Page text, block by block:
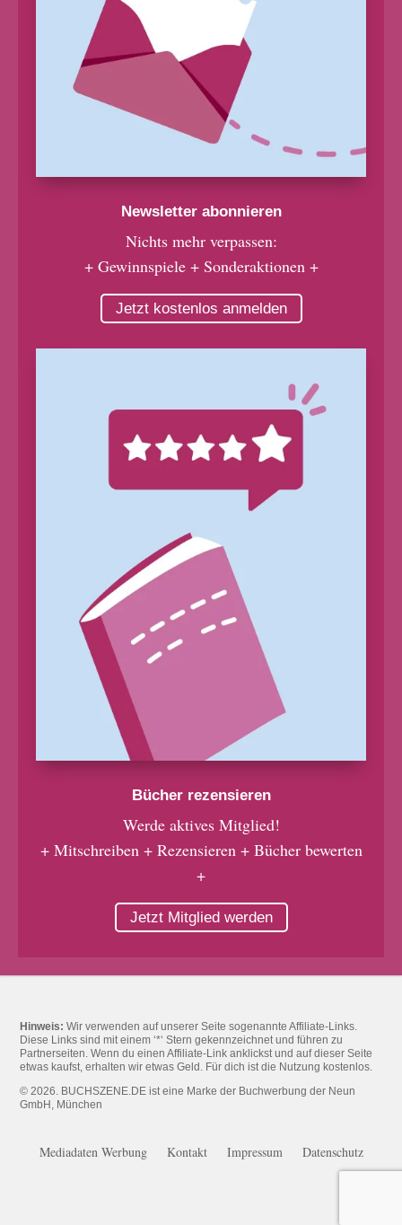
Newsletter abonnieren
Nichts mehr verpassen:
+ Gewinnspiele + Sonderaktionen +
Jetzt kostenlos anmelden
Bücher rezensieren
Werde aktives Mitglied!
+ Mitschreiben + Rezensieren + Bücher bewerten
+
Jetzt Mitglied werden
Hinweis: Wir verwenden auf unserer Seite sogenannte Affiliate-Links.
Diese Links sind mit einem ‘*‘ Stern gekennzeichnet und führen zu
Partnerseiten. Wenn du einen Affiliate-Link anklickst und auf dieser Seite
etwas kaufst, erhalten wir etwas Geld. Für dich ist die Nutzung kostenlos.
© 2026. BUCHSZENE.DE ist eine Marke der Buchwerbung der Neun
GmbH, München
Mediadaten Werbung Kontakt Impressum Datenschutz